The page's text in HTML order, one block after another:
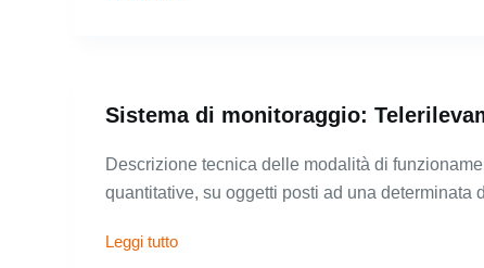
Sistema di monitoraggio:
Descrizione tecnica delle modalità di
quantitative, su oggetti posti ad una
Leggi tutto